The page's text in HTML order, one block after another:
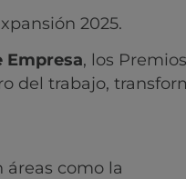
2025.
, los Premios
del trabajo,
áreas como la